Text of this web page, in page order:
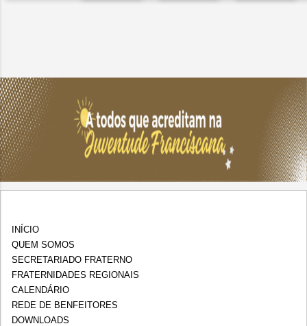
INÍCIO
QUEM SOMOS
SECRETARIADO FRATERNO
FRATERNIDADES REGIONAIS
CALENDÁRIO
REDE DE BENFEITORES
DOWNLOADS